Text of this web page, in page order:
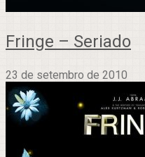
Fringe – Seriado
23 de setembro de 2010